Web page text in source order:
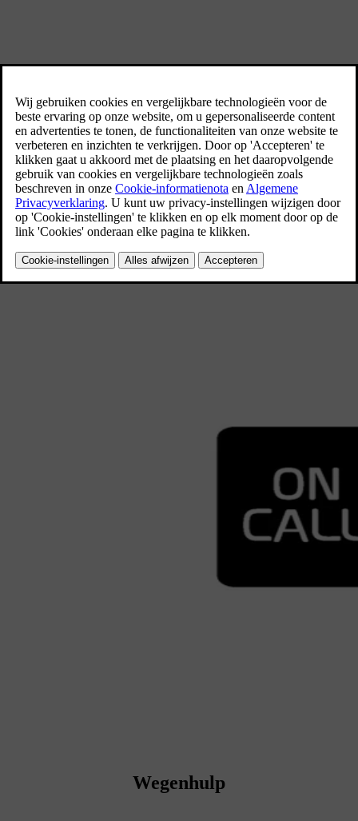
Noodhulp
Levensbedreigende situatie? Druk op de SOS-knop.
Houd rekening met de veiligheid van passagiers en andere
weggebruikers.
Wegenhulp